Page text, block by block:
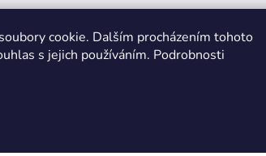
cookie. Dalším procházením tohoto
s jejich používáním. Podrobnosti